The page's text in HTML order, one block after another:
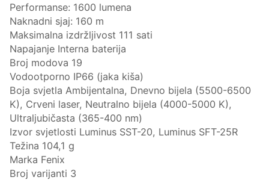
Performanse: 1600 lumena
Naknadni sjaj: 160 m
Maksimalna izdržljivost 111 sati
Napajanje Interna baterija
Broj modova 19
Vodootporno IP66 (jaka kiša)
Boja svjetla Ambijentalna, Dnevno bijela (5500-6500
K), Crveni laser, Neutralno bijela (4000-5000 K),
Ultraljubičasta (365-400 nm)
Izvor svjetlosti Luminus SST-20, Luminus SFT-25R
Težina 104,1 g
Marka Fenix
Broj varijanti 3